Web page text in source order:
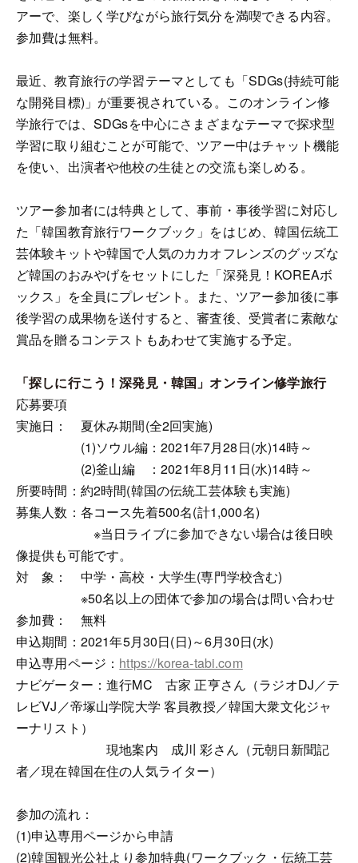
アーで、楽しく学びながら旅行気分を満喫できる内容。
参加費は無料。
最近、教育旅行の学習テーマとしても「SDGs(持続可能
な開発目標)」が重要視されている。このオンライン修
学旅行では、SDGsを中心にさまざまなテーマで探求型
学習に取り組むことが可能で、ツアー中はチャット機能
を使い、出演者や他校の生徒との交流も楽しめる。
ツアー参加者には特典として、事前・事後学習に対応し
た「韓国教育旅行ワークブック」をはじめ、韓国伝統工
芸体験キットや韓国で人気のカカオフレンズのグッズな
ど韓国のおみやげをセットにした「深発見！KOREAボ
ックス」を全員にプレゼント。また、ツアー参加後に事
後学習の成果物を送付すると、審査後、受賞者に素敵な
賞品を贈るコンテストもあわせて実施する予定。
「探しに行こう！深発見・韓国」オンライン修学旅行
応募要項
実施日： 夏休み期間(全2回実施)
(1)ソウル編：2021年7月28日(水)14時～
(2)釜山編 ：2021年8月11日(水)14時～
所要時間：約2時間(韓国の伝統工芸体験も実施)
募集人数：各コース先着500名(計1,000名)
※当日ライブに参加できない場合は後日映
像提供も可能です。
対 象： 中学・高校・大学生(専門学校含む)
※50名以上の団体で参加の場合は問い合わせ
参加費： 無料
申込期間：2021年5月30日(日)～6月30日(水)
申込専用ページ： https://korea-tabi.com
ナビゲーター：進行MC 古家 正亨さん（ラジオDJ／テ
レビVJ／帝塚山学院大学 客員教授／韓国大衆文化ジャ
ーナリスト）
現地案内 成川 彩さん（元朝日新聞記
者／現在韓国在住の人気ライター）
参加の流れ：
(1)申込専用ページから申請
(2)韓国観光公社より参加特典(ワークブック・伝統工芸